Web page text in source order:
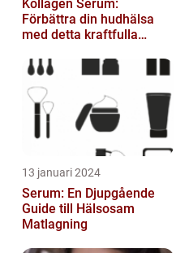
Kollagen Serum:
Förbättra din hudhälsa
med detta kraftfulla
13 januari 2024
Serum: En Djupgående
Guide till Hälsosam
Matlagning